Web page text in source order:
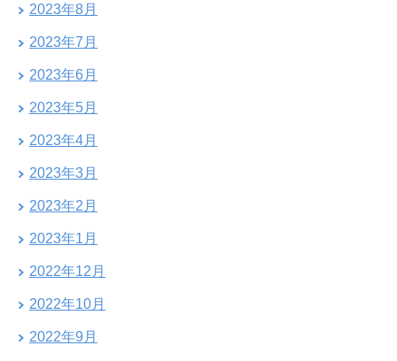
2023年8月
2023年7月
2023年6月
2023年5月
2023年4月
2023年3月
2023年2月
2023年1月
2022年12月
2022年10月
2022年9月